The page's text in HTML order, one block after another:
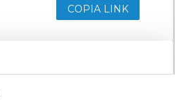
COPIA LINK